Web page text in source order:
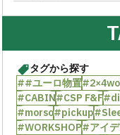
タグから探す
##ユーロ物置
#CABIN#CSP F&F
#morso#pickup
#WORKSHOP#アイ